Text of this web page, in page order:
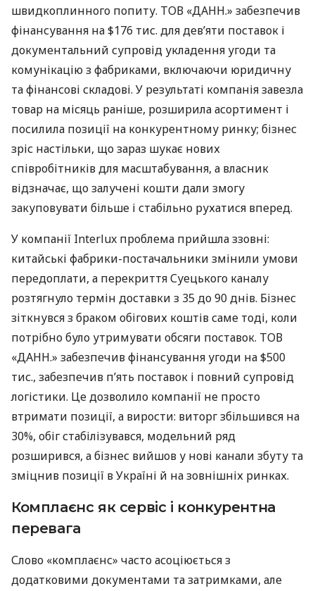
швидкоплинного попиту. ТОВ «ДАНН.» забезпечив
фінансування на $176 тис. для дев’яти поставок і
документальний супровід укладення угоди та
комунікацію з фабриками, включаючи юридичну
та фінансові складові. У результаті компанія завезла
товар на місяць раніше, розширила асортимент і
посилила позиції на конкурентному ринку; бізнес
зріс настільки, що зараз шукає нових
співробітників для масштабування, а власник
відзначає, що залучені кошти дали змогу
закуповувати більше і стабільно рухатися вперед.
У компанії Interlux проблема прийшла ззовні:
китайські фабрики-постачальники змінили умови
передоплати, а перекриття Суецького каналу
розтягнуло термін доставки з 35 до 90 днів. Бізнес
зіткнувся з браком обігових коштів саме тоді, коли
потрібно було утримувати обсяги поставок. ТОВ
«ДАНН.» забезпечив фінансування угоди на $500
тис., забезпечив п’ять поставок і повний супровід
логістики. Це дозволило компанії не просто
втримати позиції, а вирости: виторг збільшився на
30%, обіг стабілізувався, модельний ряд
розширився, а бізнес вийшов у нові канали збуту та
зміцнив позиції в Україні й на зовнішніх ринках.
Комплаєнс як сервіс і конкурентна
перевага
Слово «комплаєнс» часто асоціюється з
додатковими документами та затримками, але